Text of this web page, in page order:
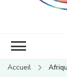
Accueil